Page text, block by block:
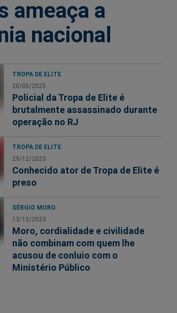
ameaça a
nacional
TROPA DE ELITE
20/05/2025
Policial da Tropa de Elite é
brutalmente assassinado durante
operação no RJ
TROPA DE ELITE
29/12/2023
Conhecido ator de Tropa de Elite é
preso
SÉRGIO MORO
13/12/2023
Moro, cordialidade e civilidade
não combinam com quem lhe
acusou de conluio com o
Ministério Público